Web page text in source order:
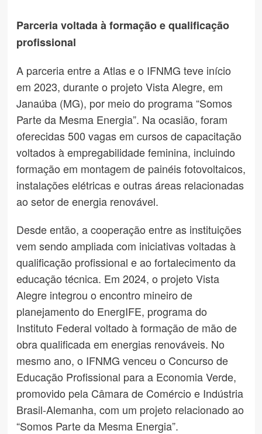
Parceria voltada à formação e qualificação
profissional
A parceria entre a Atlas e o IFNMG teve início
em 2023, durante o projeto Vista Alegre, em
Janaúba (MG), por meio do programa “Somos
Parte da Mesma Energia”. Na ocasião, foram
oferecidas 500 vagas em cursos de capacitação
voltados à empregabilidade feminina, incluindo
formação em montagem de painéis fotovoltaicos,
instalações elétricas e outras áreas relacionadas
ao setor de energia renovável.
Desde então, a cooperação entre as instituições
vem sendo ampliada com iniciativas voltadas à
qualificação profissional e ao fortalecimento da
educação técnica. Em 2024, o projeto Vista
Alegre integrou o encontro mineiro de
planejamento do EnergIFE, programa do
Instituto Federal voltado à formação de mão de
obra qualificada em energias renováveis. No
mesmo ano, o IFNMG venceu o Concurso de
Educação Profissional para a Economia Verde,
promovido pela Câmara de Comércio e Indústria
Brasil-Alemanha, com um projeto relacionado ao
“Somos Parte da Mesma Energia”.